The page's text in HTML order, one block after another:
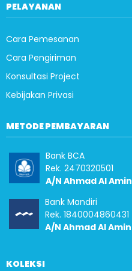
PELAYANAN
Cara Pemesanan
Cara Pengiriman
Konsultasi Project
Kebijakan Privasi
METODE PEMBAYARAN
Bank BCA
Rek. 2470320501
A/N Ahmad Al Amin
Bank Mandiri
Rek. 1840004860431
A/N Ahmad Al Amin
KOLEKSI